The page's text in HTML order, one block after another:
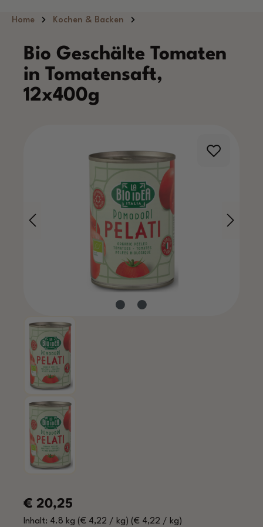
Hauptinhalt springen
Home Kochen & Backen
Bio Geschälte Tomaten
in Tomatensaft,
12x400g
Regulärer Preis:
€ 20,25
Inhalt: 4.8 kg (€ 4,22 / kg) (€ 4,22 / kg)